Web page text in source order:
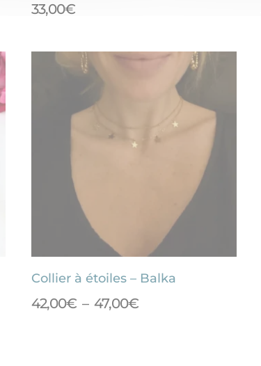
33,00€
Collier à étoiles – Balka
42,00€ – 47,00€Plage